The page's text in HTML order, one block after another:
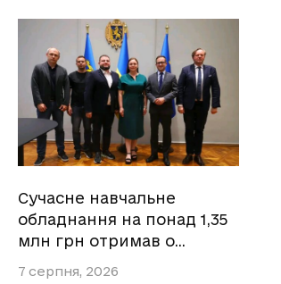
Сучасне навчальне
обладнання на понад 1,35
млн грн отримав о…
7 серпня, 2026